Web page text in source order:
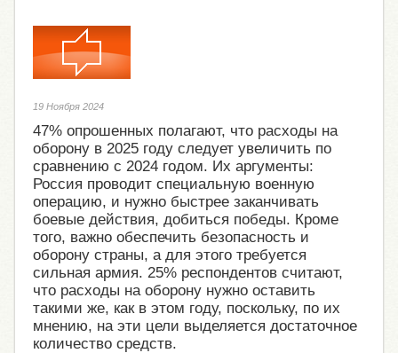
19 Ноября 2024
47% опрошенных полагают, что расходы на
оборону в 2025 году следует увеличить по
сравнению с 2024 годом. Их аргументы:
Россия проводит специальную военную
операцию, и нужно быстрее заканчивать
боевые действия, добиться победы. Кроме
того, важно обеспечить безопасность и
оборону страны, а для этого требуется
сильная армия. 25% респондентов считают,
что расходы на оборону нужно оставить
такими же, как в этом году, поскольку, по их
мнению, на эти цели выделяется достаточное
количество средств.